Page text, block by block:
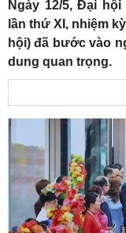
Ngày 12/5, Đại
lần thứ XI, nhiệm
hội) đã bước vào
dung quan trọng.